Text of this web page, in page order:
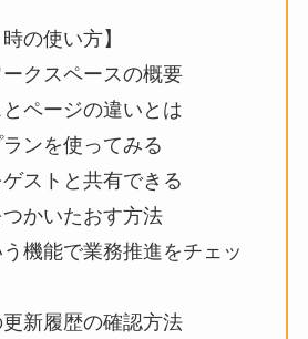
の使い方】
クスペースの概要
ページの違いとは
ンを使ってみる
ストと共有できる
かいたおす方法
機能で業務推進をチェッ
新履歴の確認方法